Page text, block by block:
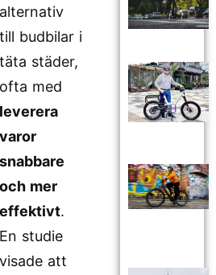
alternativ
till budbilar i
täta städer,
ofta med
leverera
varor
snabbare
och mer
effektivt.
En studie
visade att